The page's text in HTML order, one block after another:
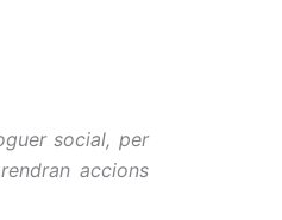
social, per
accions